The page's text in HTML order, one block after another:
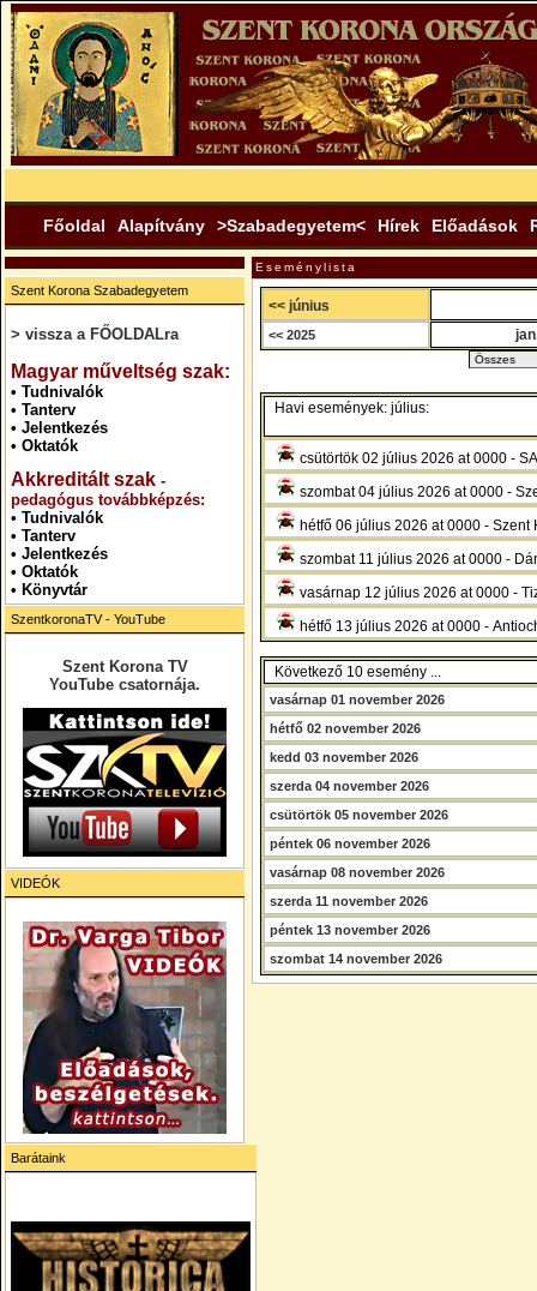
Főoldal Alapítvány >Szabadegyetem< Hírek Előadások
Szent Korona Szabadegyetem
> vissza a FŐOLDALra
Magyar műveltség szak:
• Tudnivalók
• Tanterv
• Jelentkezés
• Oktatók
Akkreditált szak -
pedagógus továbbképzés:
• Tudnivalók
• Tanterv
• Jelentkezés
• Oktatók
• Könyvtár
SzentkoronaTV - YouTube
Szent Korona TV
YouTube csatornája.
VIDEÓK
Barátaink
Eseménylista
<< június
<< 2025
Havi események: július:
csütörtök 02 július 2026 at 0000 -
szombat 04 július 2026 at 0000 -
hétfő 06 július 2026 at 0000 - Szent
szombat 11 július 2026 at 0000 -
vasárnap 12 július 2026 at 0000 -
hétfő 13 július 2026 at 0000 -
Következő 10 esemény ...
vasárnap 01 november 2026
hétfő 02 november 2026
kedd 03 november 2026
szerda 04 november 2026
csütörtök 05 november 2026
péntek 06 november 2026
vasárnap 08 november 2026
szerda 11 november 2026
péntek 13 november 2026
szombat 14 november 2026